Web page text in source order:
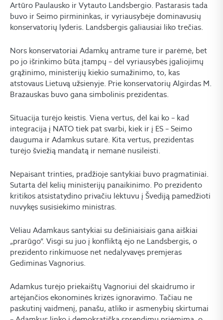
Artūro Paulausko ir Vytauto Landsbergio. Pastarasis tada
buvo ir Seimo pirmininkas, ir vyriausybėje dominavusių
konservatorių lyderis. Landsbergis galiausiai liko trečias.
Nors konservatoriai Adamkų antrame ture ir parėmė, bet
po jo išrinkimo būta įtampų – dėl vyriausybės įgaliojimų
grąžinimo, ministerijų kiekio sumažinimo, to, kas
atstovaus Lietuvą užsienyje. Prie konservatorių Algirdas M.
Brazauskas buvo gana simbolinis prezidentas.
Situacija turėjo keistis. Viena vertus, dėl kai ko – kad
integracija į NATO tiek pat svarbi, kiek ir į ES – Seimo
dauguma ir Adamkus sutarė. Kita vertus, prezidentas
turėjo šviežią mandatą ir nemanė nusileisti.
Nepaisant trinties, pradžioje santykiai buvo pragmatiniai.
Sutarta dėl kelių ministerijų panaikinimo. Po prezidento
kritikos atsistatydino privačiu lėktuvu į Švediją pamedžioti
nuvykęs susisiekimo ministras.
Vėliau Adamkaus santykiai su dešiniaisiais gana aiškiai
„prarūgo“. Visgi su juo į konfliktą ėjo ne Landsbergis, o
prezidento rinkimuose net nedalyvavęs premjeras
Gediminas Vagnorius.
Adamkus turėjo priekaištų Vagnoriui dėl skaidrumo ir
artėjančios ekonominės krizės ignoravimo. Tačiau ne
paskutinį vaidmenį, panašu, atliko ir asmenybių skirtumai